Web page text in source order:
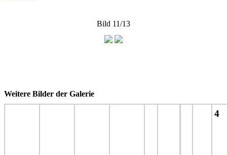
Bild 11/13
Weitere Bilder der Galerie
4